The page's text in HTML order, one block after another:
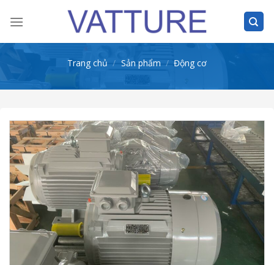
Trang chủ / Sản phẩm / Động cơ